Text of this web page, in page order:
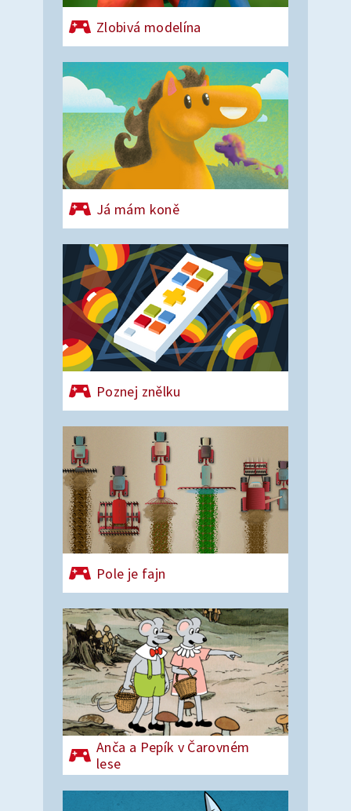
Zlobivá modelína
Já mám koně
Poznej znělku
Pole je fajn
Anča a Pepík v Čarovném
lese